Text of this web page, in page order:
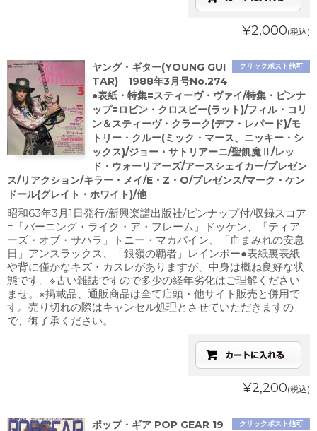
¥2,000(税込)
クリックポスト他可
ヤング・ギター(YOUNG GUI
TAR) 1988年3月号No.274
●表紙・特集=スティーヴ・ヴァイ/特集・ピンナ
ップ=ロビン・クロスビー(ラット)/フィル・コリ
ン＆スティーヴ・クラーク(デフ・レパード)/モ
トリー・クルー(ミック・マース、ニッキー・シ
ックス)/ジョー・サトリアーニ/聖飢魔Ⅱ/レッ
ド・ウォーリアーズ/アースシェイカー/プレゼン
ス/リアクション/キラー・メイ/E・Z・O/プレゼンス/マーク・ケン
ドール(グレイト・ホワイト)/他
昭和63年3月1日発行/新興楽譜出版社/ピンナップ付/収録スコア
=「バーニング・ライク・ア・フレーム」ドッケン、「ティア
ーズ・オブ・サハラ」トニー・マカパイン、「血まみれの安息
日」アンスラックス、「銀嶺の覇者」レインボー●表紙裏表紙
や背に僅かなキズ・カスレがありますが、中身は概ね良好な状
態です。※古い雑誌ですので多少の経年劣化はご理解ください
ませ。※掲載品、通販商品は全て店頭・他サイト販売と併用で
す。売り切れの際はキャンセル処理とさせていただきますの
で、御了承ください。
¥2,200(税込)
クリックポスト他可
ポップ・ギア POP GEAR 19